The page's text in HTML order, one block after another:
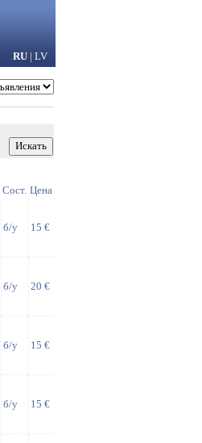
RU | LV
Сост. Цена
б/у 15 €
б/у 20 €
б/у 15 €
б/у 15 €